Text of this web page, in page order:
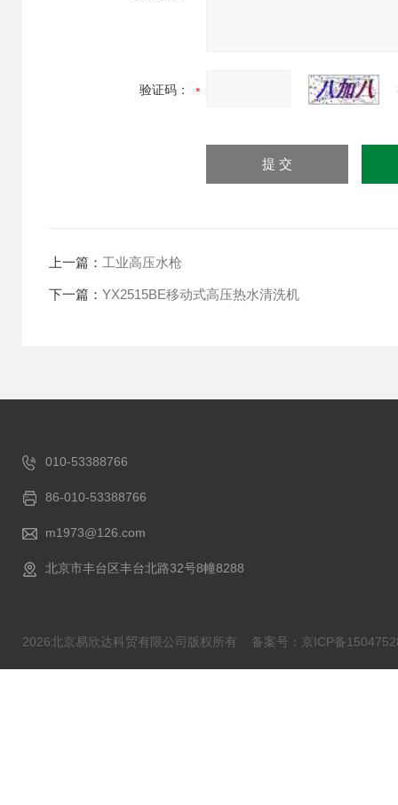
验证码：
上一篇： 工业高压水枪
下一篇： YX2515BE移动式高压热水清洗机
010-53388766
86-010-53388766
m1973@126.com
北京市丰台区丰台北路32号8幢8288
2026北京易欣达科贸有限公司版权所有 备案号：京ICP备